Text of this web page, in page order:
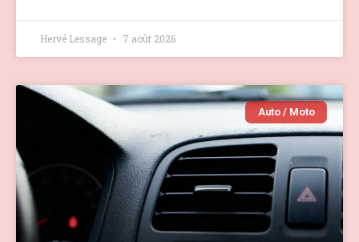
Hervé Lessage 7 août 2026
Auto / Moto